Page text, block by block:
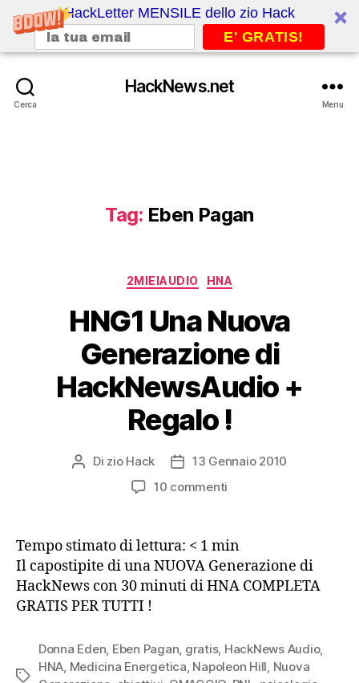
HackLetter MENSILE dello zio Hack
E' GRATIS!
Cerca
HackNews.net
Menu
Tag: Eben Pagan
Categorie
2MIEIAUDIO HNA
HNG1 Una Nuova
Generazione di
HackNewsAudio +
Regalo !
Autore
Di zio Hack
Data
dell'articolo
13 Gennaio 2010
10 commenti
Nuova
Generazione
di
HackNewsAudio
Tempo stimato di lettura: < 1 min
Il capostipite di una NUOVA Generazione di
HackNews con 30 minuti di HNA COMPLETA
GRATIS PER TUTTI !
Tag
Donna Eden Eben Pagan gratis, HackNews Audio,
HNA Medicina Energetica Napoleon Hill Nuova